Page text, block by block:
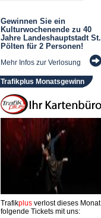
Gewinnen Sie ein
Kulturwochenende zu 40
Jahre Landeshauptstadt St.
Pölten für 2 Personen!
Mehr Infos zur Verlosung
Trafikplus Monatsgewinn
Trafikplusverlost dieses Monat
folgende Tickets mit uns: